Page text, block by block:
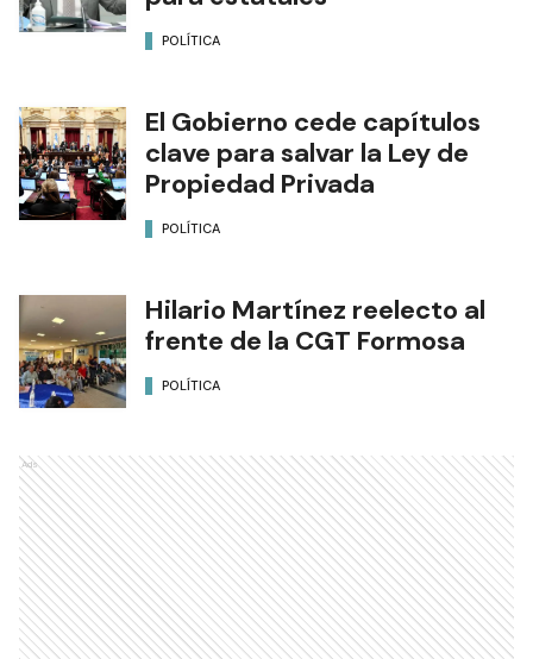
POLÍTICA
El Gobierno cede capítulos
clave para salvar la Ley de
Propiedad Privada
POLÍTICA
Hilario Martínez reelecto al
frente de la CGT Formosa
POLÍTICA
Ads